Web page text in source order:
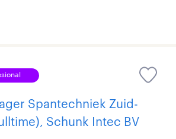
Spantechniek Zuid-
Schunk Intec BV